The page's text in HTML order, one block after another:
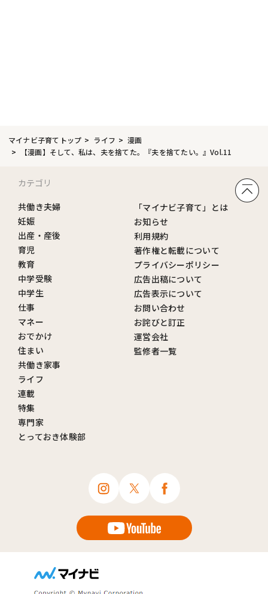
マイナビ子育てトップ ライフ
漫画
【漫画】そして、私は、夫を捨てた。『夫を捨てたい。』Vol.11
カテゴリ
共働き夫婦
妊娠
出産・産後
育児
教育
中学受験
中学生
仕事
マネー
おでかけ
住まい
共働き家事
ライフ
連載
特集
専門家
とっておき体験部
「マイナビ子育て」とは
お知らせ
利用規約
著作権と転載について
プライバシーポリシー
広告出稿について
広告表示について
お問い合わせ
お詫びと訂正
運営会社
監修者一覧